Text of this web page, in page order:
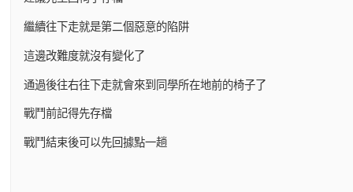
繼續往下走就是第二個惡意的陷阱
這邊改難度就沒有變化了
通過後往右往下走就會來到同學所在地前的椅子了
戰鬥前記得先存檔
戰鬥結束後可以先回據點一趟